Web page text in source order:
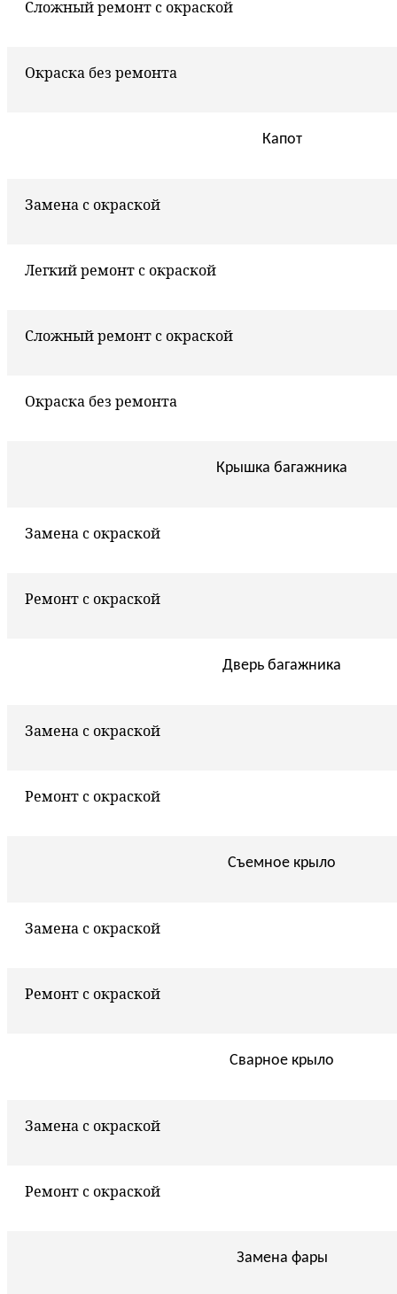
Сложный ремонт с окраской
Окраска без ремонта
Капот
Замена с окраской
Легкий ремонт с окраской
Сложный ремонт с окраской
Окраска без ремонта
Крышка багажника
Замена с окраской
Ремонт с окраской
Дверь багажника
Замена с окраской
Ремонт с окраской
Съемное крыло
Замена с окраской
Ремонт с окраской
Сварное крыло
Замена с окраской
Ремонт с окраской
Замена фары